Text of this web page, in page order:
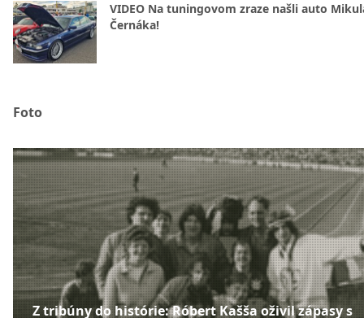
VIDEO Na tuningovom zraze našli auto
Černáka!
Foto
Z tribúny do histórie: Róbert Kašša oživil zápasy s